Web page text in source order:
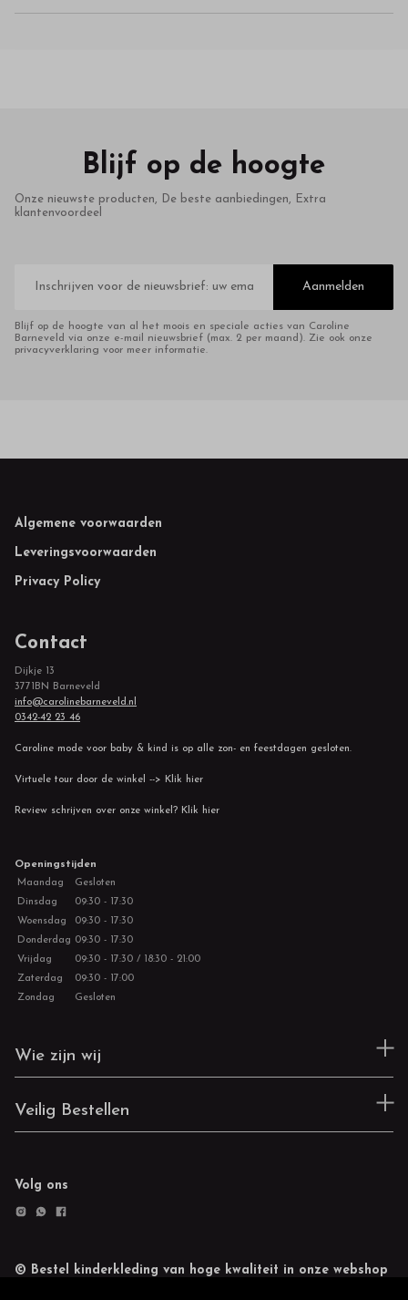
Blijf op de hoogte
Onze nieuwste producten, De beste aanbiedingen, Extra
klantenvoordeel
mailadres
Aanmelden
Blijf op de hoogte van al het moois en speciale acties van Caroline
Barneveld via onze e-mail nieuwsbrief (max. 2 per maand). Zie ook onze
privacyverklaring voor meer informatie.
Footer
Algemene voorwaarden
Leveringsvoorwaarden
Privacy Policy
Contact
Dijkje 13
3771BN Barneveld
info@carolinebarneveld.nl
0342-42 23 46
Caroline mode voor baby & kind is op alle zon- en feestdagen gesloten.
Virtuele tour door de winkel --> Klik hier
Review schrijven over onze winkel? Klik hier
Openingstijden
Maandag
Gesloten
Dinsdag
09:30 - 17:30
Woensdag
09:30 - 17:30
Donderdag 09:30 - 17:30
Vrijdag
09:30 - 17:30 / 18:30 - 21:00
Zaterdag
09:30 - 17:00
Zondag
Gesloten
Wie zijn wij
Veilig Bestellen
Volg ons
© Bestel kinderkleding van hoge kwaliteit in onze webshop